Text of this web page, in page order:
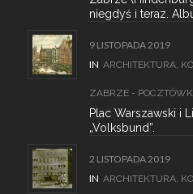
niegdyś i teraz.
9 LISTOPADA 2019
IN ARCHITEKTURA,
ZABRZE -
Plac Warszawski i
„Volksbund”.
2 LISTOPADA 2019
IN ARCHITEKTURA,